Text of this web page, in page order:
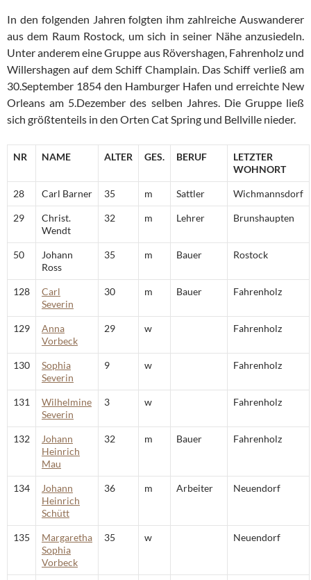
In den folgenden Jahren folgten ihm zahlreiche Auswanderer
aus dem Raum Rostock, um sich in seiner Nähe anzusiedeln.
Unter anderem eine Gruppe aus Rövershagen, Fahrenholz und
Willershagen auf dem Schiff Champlain. Das Schiff verließ am
30.September 1854 den Hamburger Hafen und erreichte New
Orleans am 5.Dezember des selben Jahres. Die Gruppe ließ
sich größtenteils in den Orten Cat Spring und Bellville nieder.
NR NAME ALTER GES. BERUF
LETZTER
WOHNORT
28 Carl Barner 35 m Sattler Wichmannsdorf
29
Christ.
Wendt
32 m Lehrer Brunshaupten
50
Johann
Ross
35 m Bauer Rostock
128
Carl
Severin
30 m Bauer Fahrenholz
129
Anna
Vorbeck
29 w Fahrenholz
130
Sophia
Severin
9 w Fahrenholz
131
Wilhelmine
Severin
3 w Fahrenholz
132
Johann
Heinrich
Mau
32 m Bauer Fahrenholz
134
Johann
Heinrich
Schütt
36 m Arbeiter Neuendorf
135
Margaretha
Sophia
Vorbeck
35 w Neuendorf